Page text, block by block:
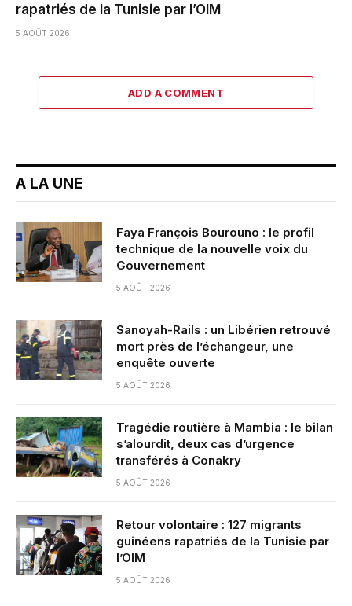
rapatriés de la Tunisie par l’OIM
5 AOÛT 2026
ADD A COMMENT
A LA UNE
Faya François Bourouno : le profil
technique de la nouvelle voix du
Gouvernement
5 AOÛT 2026
Sanoyah-Rails : un Libérien retrouvé
mort près de l’échangeur, une
enquête ouverte
5 AOÛT 2026
Tragédie routière à Mambia : le bilan
s’alourdit, deux cas d’urgence
transférés à Conakry
5 AOÛT 2026
Retour volontaire : 127 migrants
guinéens rapatriés de la Tunisie par
l’OIM
5 AOÛT 2026